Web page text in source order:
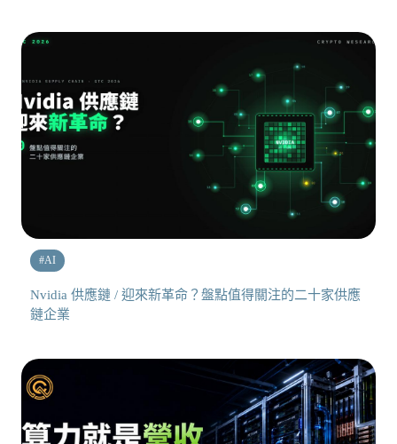
#AI
Nvidia 供應鏈 / 迎來新革命？盤點值得關注的二十家供應
鏈企業